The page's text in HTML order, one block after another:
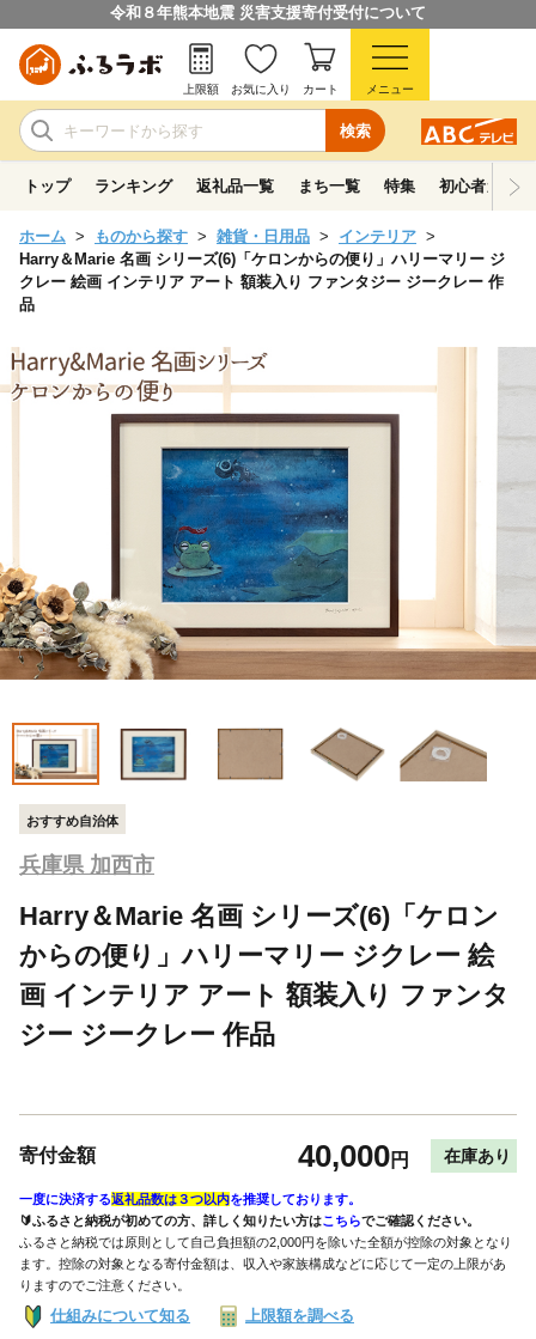
令和８年熊本地震 災害支援寄付受付について
検索
上限額 お気に入り カート メニュー
トップ ランキング 返礼品一覧 まち一覧 特集 初心者ガイド
ホーム ものから探す 雑貨・日用品
インテリア
Harry＆Marie 名画 シリーズ(6)「ケロンからの便り」ハリーマリー ジ
クレー 絵画 インテリア アート 額装入り ファンタジー ジークレー 作
品
おすすめ自治体
兵庫県 加西市
Harry＆Marie 名画 シリーズ(6)「ケロン
からの便り」ハリーマリー ジクレー 絵
画 インテリア アート 額装入り ファンタ
ジー ジークレー 作品
寄付金額 40,000円 在庫あり
一度に決済する返礼品数は３つ以内を推奨しております。
🔰ふるさと納税が初めての方、詳しく知りたい方はこちらでご確認ください。
ふるさと納税では原則として自己負担額の2,000円を除いた全額が控除の対象となり
ます。控除の対象となる寄付金額は、収入や家族構成などに応じて一定の上限があ
りますのでご注意ください。
仕組みについて知る 上限額を調べる